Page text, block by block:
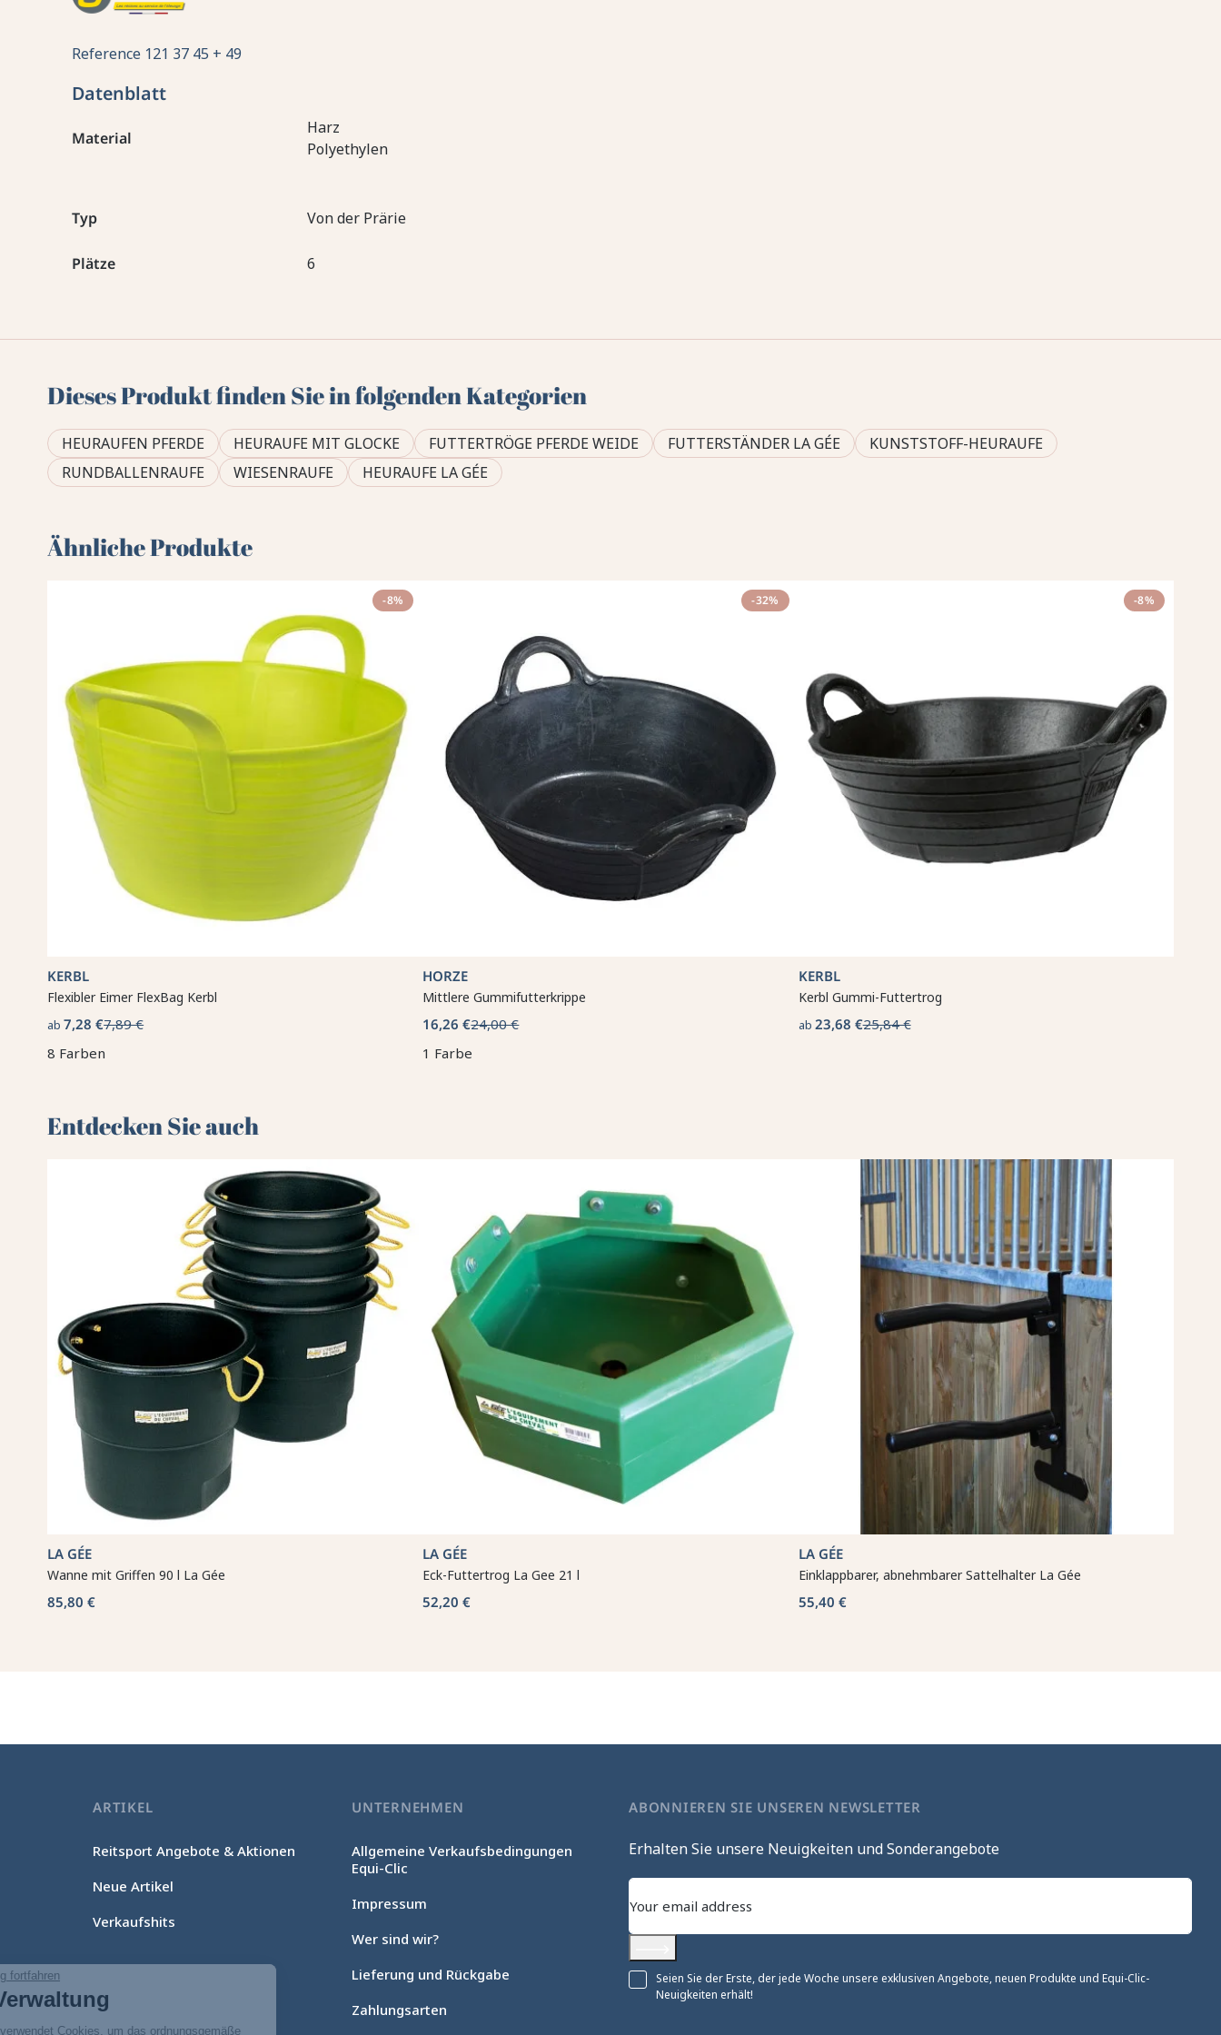
Ohne Einwilligung fortfahren
Cookie-Verwaltung
Unsere Website verwendet Cookies, um das ordnungsgemäße
Reference 121 37 45 + 49
Datenblatt
Material
Harz
Polyethylen
Typ Von der Prärie
Plätze 6
Dieses Produkt finden Sie in folgenden Kategorien
HEURAUFEN PFERDE HEURAUFE MIT GLOCKE FUTTERTRÖGE PFERDE WEIDE FUTTERSTÄNDER LA GÉE
KUNSTSTOFF-HEURAUFE
RUNDBALLENRAUFE
WIESENRAUFE HEURAUFE LA GÉE
Ähnliche Produkte
-8%
KERBL
Flexibler Eimer FlexBag Kerbl
ab7,28 €7,89 €
8 Farben
-32%
HORZE
Mittlere Gummifutterkrippe
16,26 €24,00 €
1 Farbe
-8%
KERBL
Kerbl Gummi-Futtertrog
ab 23,68 €25,84 €
Entdecken Sie auch 🌻
LA GÉE
Wanne mit Griffen 90 l La Gée
85,80 €
LA GÉE
Eck-Futtertrog La Gee 21 l
52,20 €
LA GÉE
Einklappbarer, abnehmbarer Sattelhalter La Gée
55,40 €
ARTIKEL
Reitsport Angebote & Aktionen
Neue Artikel
Verkaufshits
UNTERNEHMEN
Allgemeine Verkaufsbedingungen
Equi-Clic
Impressum
Wer sind wir?
Lieferung und Rückgabe
Zahlungsarten
ABONNIEREN SIE UNSEREN NEWSLETTER
Erhalten Sie unsere Neuigkeiten und Sonderangebote
Abonnieren
Seien Sie der Erste, der jede Woche unsere exklusiven Angebote, neuen Produkte und Equi-Clic-
Neuigkeiten erhält!